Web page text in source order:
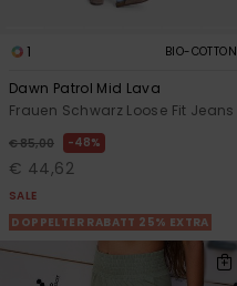
1 BIO-COTTON
Dawn Patrol Mid Lava
Frauen Schwarz Loose Fit Jeans
€ 85,00 48%
€ 44,62
SALE
DOPPELTER RABATT 25% EXTRA